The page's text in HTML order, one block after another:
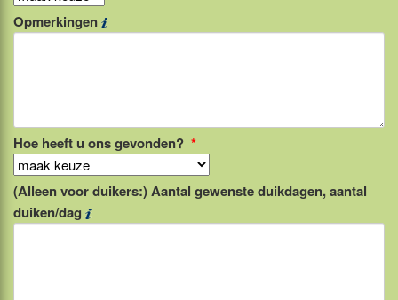
Opmerkingen
Hoe heeft u ons gevonden? *
(Alleen voor duikers:) Aantal gewenste duikdagen, aantal
duiken/dag